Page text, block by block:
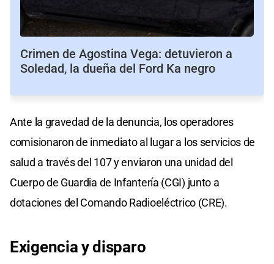
Crimen de Agostina Vega: detuvieron a
Soledad, la dueña del Ford Ka negro
Ante la gravedad de la denuncia, los operadores
comisionaron de inmediato al lugar a los servicios de
salud a través del 107 y enviaron una unidad del
Cuerpo de Guardia de Infantería (CGI) junto a
dotaciones del Comando Radioeléctrico (CRE).
Exigencia y disparo